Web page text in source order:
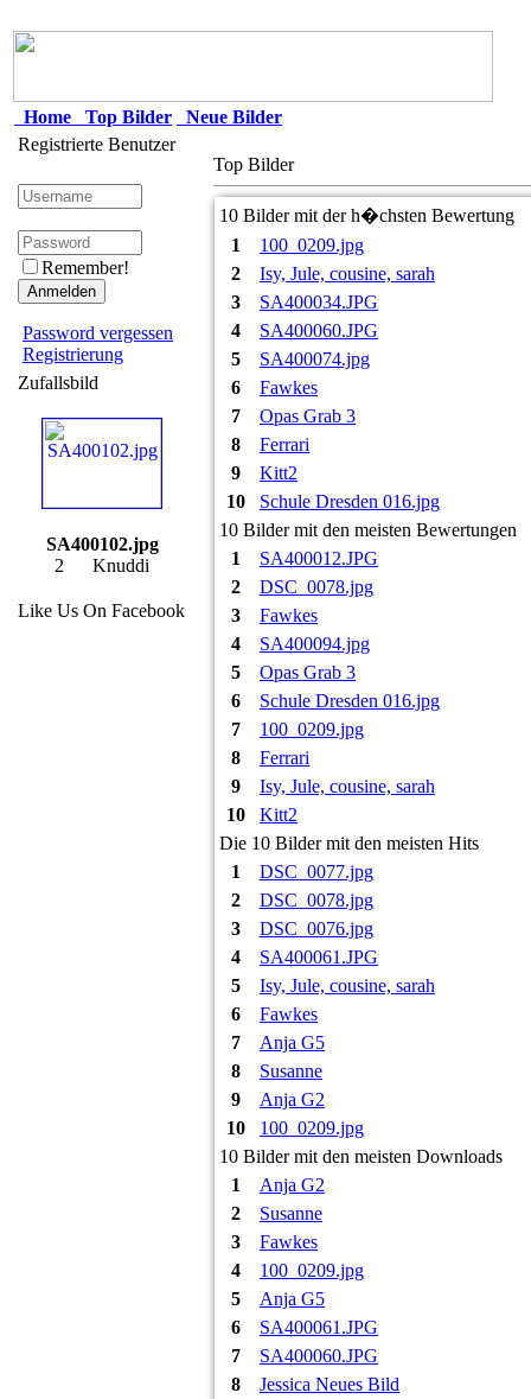
Home Top Bilder
Neue Bilder
Registrierte Benutzer
Remember!
Password vergessen
Registrierung
Zufallsbild
SA400102.jpg
2 Knuddi
Like Us On Facebook
Top Bilder
10 Bilder mit der h�chsten Bewertung
1
100_0209.jpg
2
Isy, Jule, cousine, sarah
3
SA400034.JPG
4
SA400060.JPG
5
SA400074.jpg
6
Fawkes
7
Opas Grab 3
8
Ferrari
9
Kitt2
10
Schule Dresden 016.jpg
10 Bilder mit den meisten Bewertungen
1
SA400012.JPG
2
DSC_0078.jpg
3
Fawkes
4
SA400094.jpg
5
Opas Grab 3
6
Schule Dresden 016.jpg
7
100_0209.jpg
8
Ferrari
9
Isy, Jule, cousine, sarah
10
Kitt2
Die 10 Bilder mit den meisten Hits
1
DSC_0077.jpg
2
DSC_0078.jpg
3
DSC_0076.jpg
4
SA400061.JPG
5
Isy, Jule, cousine, sarah
6
Fawkes
7
Anja G5
8
Susanne
9
Anja G2
10
100_0209.jpg
10 Bilder mit den meisten Downloads
1
Anja G2
2
Susanne
3
Fawkes
4
100_0209.jpg
5
Anja G5
6
SA400061.JPG
7
SA400060.JPG
8
Jessica Neues Bild